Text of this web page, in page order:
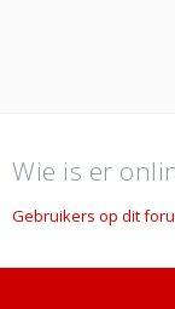
Wie is er
Gebruikers op dit